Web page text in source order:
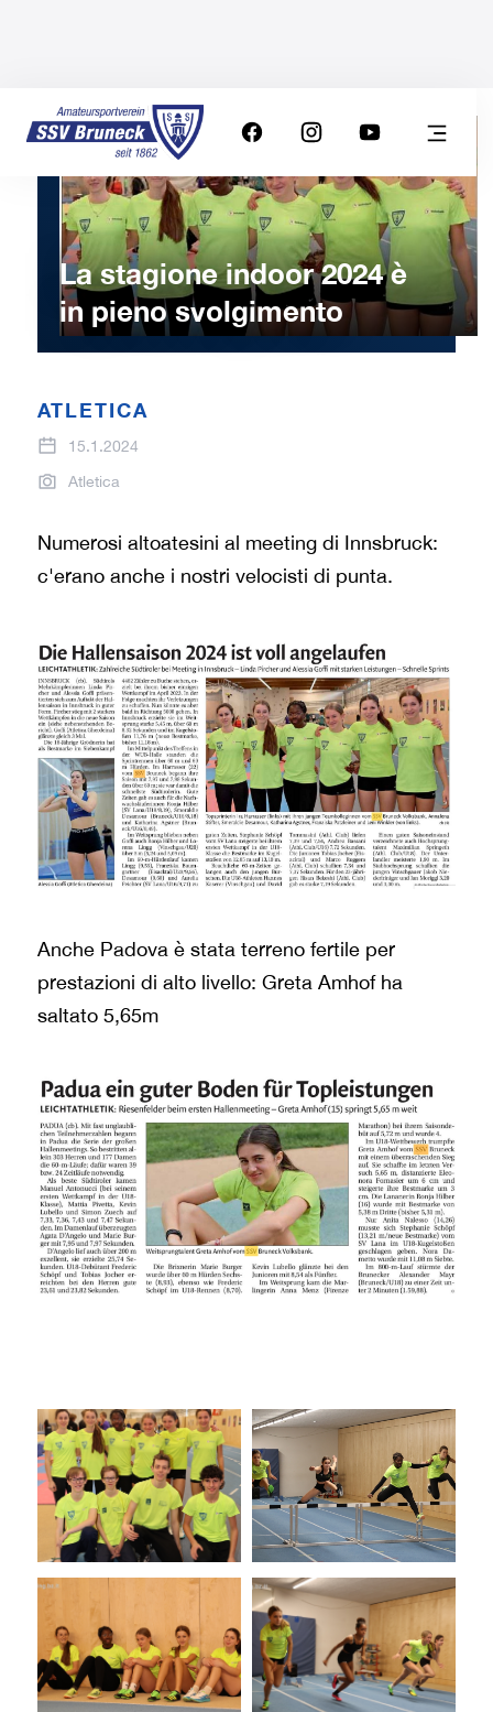
La stagione indoor 2024 è
in pieno svolgimento
ATLETICA
15.1.2024
Atletica
Numerosi altoatesini al meeting di Innsbruck:
c'erano anche i nostri velocisti di punta.
Anche Padova è stata terreno fertile per
prestazioni di alto livello: Greta Amhof ha
saltato 5,65m